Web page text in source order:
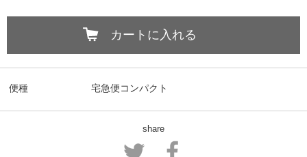
カートに入れる
便種 宅急便コンパクト
share